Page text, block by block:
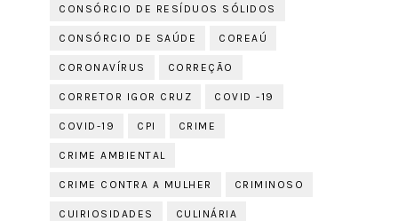
CONSÓRCIO DE RESÍDUOS SÓLIDOS
CONSÓRCIO DE SAÚDE COREAÚ
CORONAVÍRUS CORREÇÃO
CORRETOR IGOR CRUZ COVID -19
COVID-19 CPI CRIME
CRIME AMBIENTAL
CRIME CONTRA A MULHER CRIMINOSO
CUIRIOSIDADES CULINÁRIA